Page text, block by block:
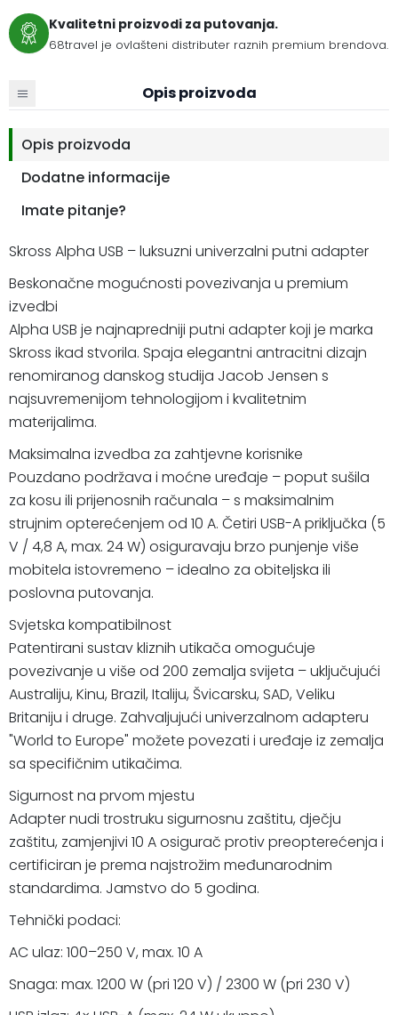
Kvalitetni proizvodi za putovanja.
68travel je ovlašteni distributer raznih premium brendova.
Opis proizvoda
Opis proizvoda
Dodatne informacije
Imate pitanje?
Skross Alpha USB – luksuzni univerzalni putni adapter
Beskonačne mogućnosti povezivanja u premium
izvedbi
Alpha USB je najnapredniji putni adapter koji je marka
Skross ikad stvorila. Spaja elegantni antracitni dizajn
renomiranog danskog studija Jacob Jensen s
najsuvremenijom tehnologijom i kvalitetnim
materijalima.
Maksimalna izvedba za zahtjevne korisnike
Pouzdano podržava i moćne uređaje – poput sušila
za kosu ili prijenosnih računala – s maksimalnim
strujnim opterećenjem od 10 A. Četiri USB-A priključka (5
V / 4,8 A, max. 24 W) osiguravaju brzo punjenje više
mobitela istovremeno – idealno za obiteljska ili
poslovna putovanja.
Svjetska kompatibilnost
Patentirani sustav kliznih utikača omogućuje
povezivanje u više od 200 zemalja svijeta – uključujući
Australiju, Kinu, Brazil, Italiju, Švicarsku, SAD, Veliku
Britaniju i druge. Zahvaljujući univerzalnom adapteru
"World to Europe" možete povezati i uređaje iz zemalja
sa specifičnim utikačima.
Sigurnost na prvom mjestu
Adapter nudi trostruku sigurnosnu zaštitu, dječju
zaštitu, zamjenjivi 10 A osigurač protiv preopterećenja i
certificiran je prema najstrožim međunarodnim
standardima. Jamstvo do 5 godina.
Tehnički podaci:
AC ulaz: 100–250 V, max. 10 A
Snaga: max. 1200 W (pri 120 V) / 2300 W (pri 230 V)